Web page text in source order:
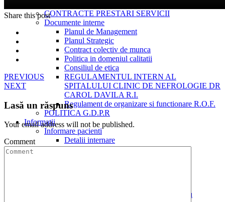
CONTRACTE PRESTARI SERVICII
Documente interne
Planul de Management
Planul Strategic
Contract colectiv de munca
Politica in domeniul calitatii
Consiliul de etica
REGULAMENTUL INTERN AL
SPITALULUI CLINIC DE NEFROLOGIE DR
CAROL DAVILA R.I.
Regulament de organizare si functionare R.O.F.
POLITICA G.D.P.R
Informatii
Informare pacienti
Detalii internare
Conditii de spitalizare
Asistenta medicala / Ingrijiri la domiciliu
Share this post
PREVIOUS
NEXT
Lasă un răspuns
Your email address will not be published.
Comment